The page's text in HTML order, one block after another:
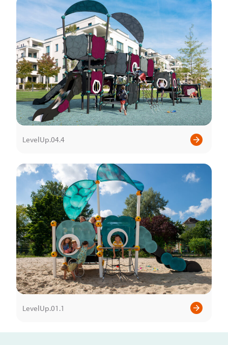
LevelUp.04.4
LevelUp.01.1